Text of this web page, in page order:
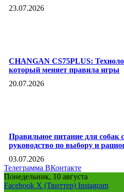
23.07.2026
CHANGAN CS75PLUS:
который меняет правила игры
20.07.2026
Правильное питание для собак
руководство по выбору и
03.07.2026
Телеграмма ВКонтакте
Понедельник, 10 августа
Facebook X (Твиттер) Instagram